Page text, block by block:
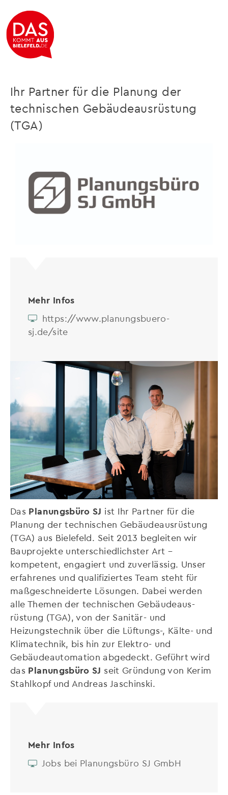
Planungsbüro SJ GmbH
Ihr Partner für die Planung der
technischen Gebäudeausrüstung
(TGA)
Mehr Infos
https://www.planungsbuero-
sj.de/site
Das Planungsbüro SJ ist Ihr Partner für die
Planung der technischen Gebäudeausrüstung
(TGA) aus Bielefeld. Seit 2013 begleiten wir
Bauprojekte unterschiedlichster Art –
kompetent, engagiert und zuverlässig. Unser
erfahrenes und qualifiziertes Team steht für
maßgeschneiderte Lösungen. Dabei werden
alle Themen der technischen Ge­bäu­de­aus­
rüstung (TGA), von der Sanitär- und
Heizungstechnik über die Lüftungs-, Kälte- und
Klimatechnik, bis hin zur Elektro- und
Gebäudeautomation abgedeckt. Geführt wird
das Planungsbüro SJ seit Gründung von Kerim
Stahlkopf und Andreas Jaschinski.
Mehr Infos
Jobs bei Planungsbüro SJ GmbH